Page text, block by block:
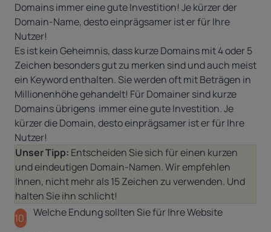
Domains immer eine gute Investition! Je kürzer der
Domain-Name, desto einprägsamer ist er für Ihre
Nutzer!
Es ist kein Geheimnis, dass kurze Domains mit 4 oder 5
Zeichen besonders gut zu merken sind und auch meist
ein Keyword enthalten. Sie werden oft mit Beträgen in
Millionenhöhe gehandelt! Für Domainer sind kurze
Domains übrigens immer eine gute Investition. Je
kürzer die Domain, desto einprägsamer ist er für Ihre
Nutzer!
Unser Tipp: Entscheiden Sie sich für einen kurzen
und eindeutigen Domain-Namen. Wir empfehlen
Ihnen, nicht mehr als 15 Zeichen zu verwenden. Und
halten Sie ihn schlicht!
10. Welche Endung sollten Sie für Ihre Website